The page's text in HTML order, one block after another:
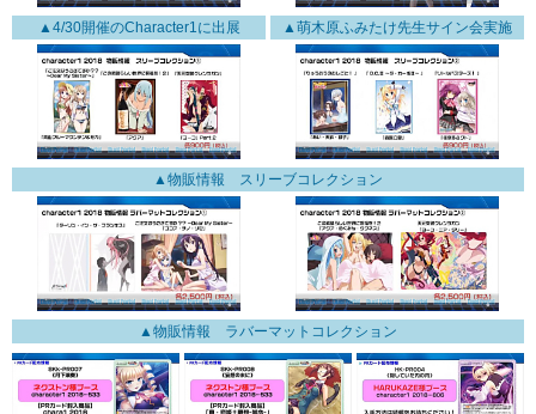
▲4/30開催のCharacter1に出展 ▲萌木原ふみたけ先生サイン会実施
▲物販情報 スリーブコレクション
▲物販情報 ラバーマットコレクション